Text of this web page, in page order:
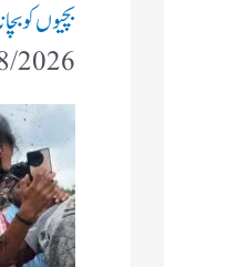
بچیوں کو
2026